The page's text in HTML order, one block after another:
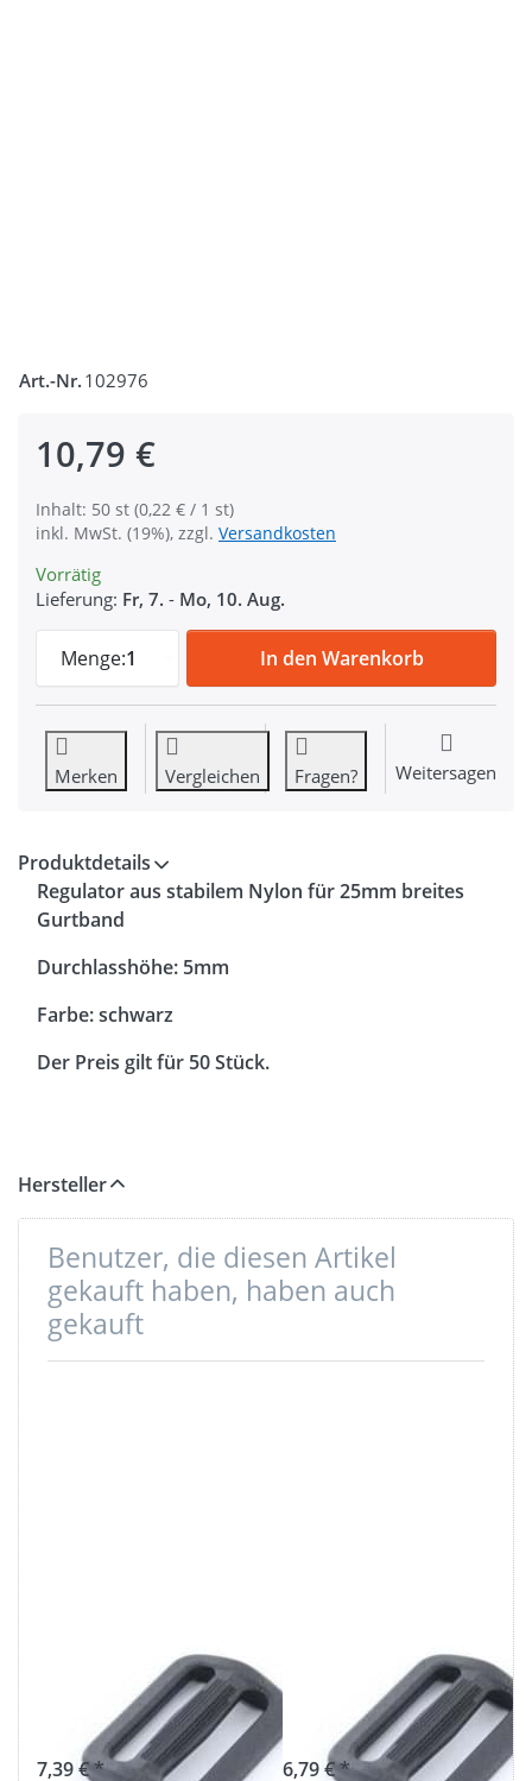
Art.-Nr. 102976
10,79 €
Inhalt: 50 st (0,22 € / 1 st)
inkl. MwSt. (19%), zzgl. Versandkosten
Vorrätig
Lieferung: Fr, 7. - Mo, 10. Aug.
Menge:1
Regulator aus Nylon - 25mm Durchlass -
In den Warenkorb
Merken Vergleichen Fragen? Weitersagen
Produktdetails
Regulator aus stabilem Nylon für 25mm breites
Gurtband
Durchlasshöhe: 5mm
Farbe: schwarz
Der Preis gilt für 50 Stück.
Hersteller
Benutzer, die diesen Artikel
gekauft haben, haben auch
gekauft
Nylon - 20mm
Durchlass - 50
Stück
7,39 € *
Nylon - 15mm
Durchlass- 50
Stück
6,79 € *